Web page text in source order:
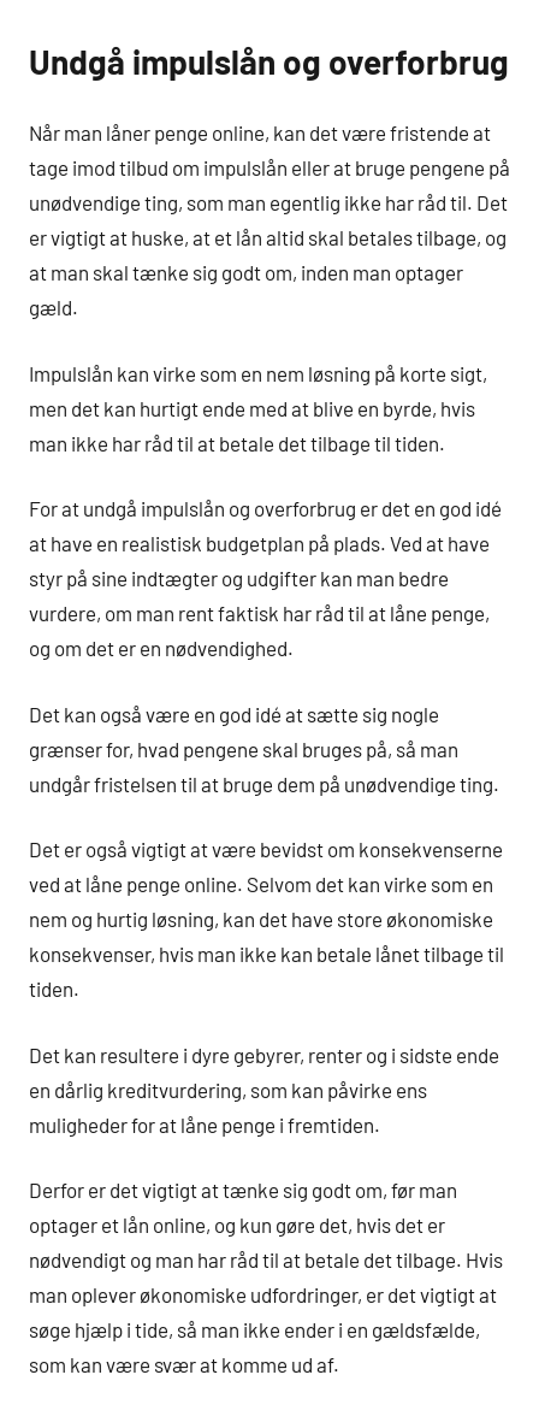
Undgå impulslån og overforbrug
Når man låner penge online, kan det være fristende at
tage imod tilbud om impulslån eller at bruge pengene på
unødvendige ting, som man egentlig ikke har råd til. Det
er vigtigt at huske, at et lån altid skal betales tilbage, og
at man skal tænke sig godt om, inden man optager
gæld.
Impulslån kan virke som en nem løsning på korte sigt,
men det kan hurtigt ende med at blive en byrde, hvis
man ikke har råd til at betale det tilbage til tiden.
For at undgå impulslån og overforbrug er det en god idé
at have en realistisk budgetplan på plads. Ved at have
styr på sine indtægter og udgifter kan man bedre
vurdere, om man rent faktisk har råd til at låne penge,
og om det er en nødvendighed.
Det kan også være en god idé at sætte sig nogle
grænser for, hvad pengene skal bruges på, så man
undgår fristelsen til at bruge dem på unødvendige ting.
Det er også vigtigt at være bevidst om konsekvenserne
ved at låne penge online. Selvom det kan virke som en
nem og hurtig løsning, kan det have store økonomiske
konsekvenser, hvis man ikke kan betale lånet tilbage til
tiden.
Det kan resultere i dyre gebyrer, renter og i sidste ende
en dårlig kreditvurdering, som kan påvirke ens
muligheder for at låne penge i fremtiden.
Derfor er det vigtigt at tænke sig godt om, før man
optager et lån online, og kun gøre det, hvis det er
nødvendigt og man har råd til at betale det tilbage. Hvis
man oplever økonomiske udfordringer, er det vigtigt at
søge hjælp i tide, så man ikke ender i en gældsfælde,
som kan være svær at komme ud af.